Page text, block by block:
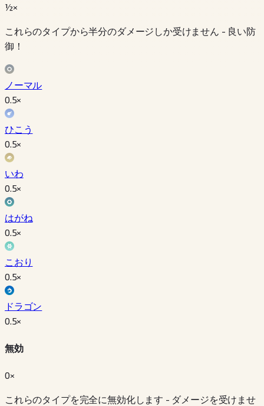
½×
これらのタイプから半分のダメージしか受けません - 良い防
御！
ノーマル
0.5×
ひこう
0.5×
いわ
0.5×
はがね
0.5×
こおり
0.5×
ドラゴン
0.5×
無効
0×
これらのタイプを完全に無効化します - ダメージを受けませ